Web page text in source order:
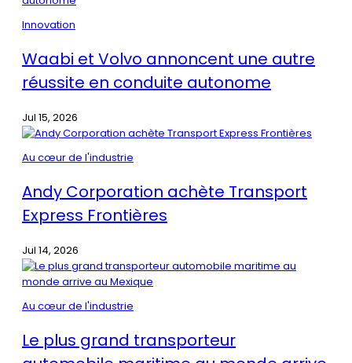
Innovation
Waabi et Volvo annoncent une autre
réussite en conduite autonome
Jul 15, 2026
Au cœur de l'industrie
Andy Corporation achète Transport
Express Frontières
Jul 14, 2026
Au cœur de l'industrie
Le plus grand transporteur